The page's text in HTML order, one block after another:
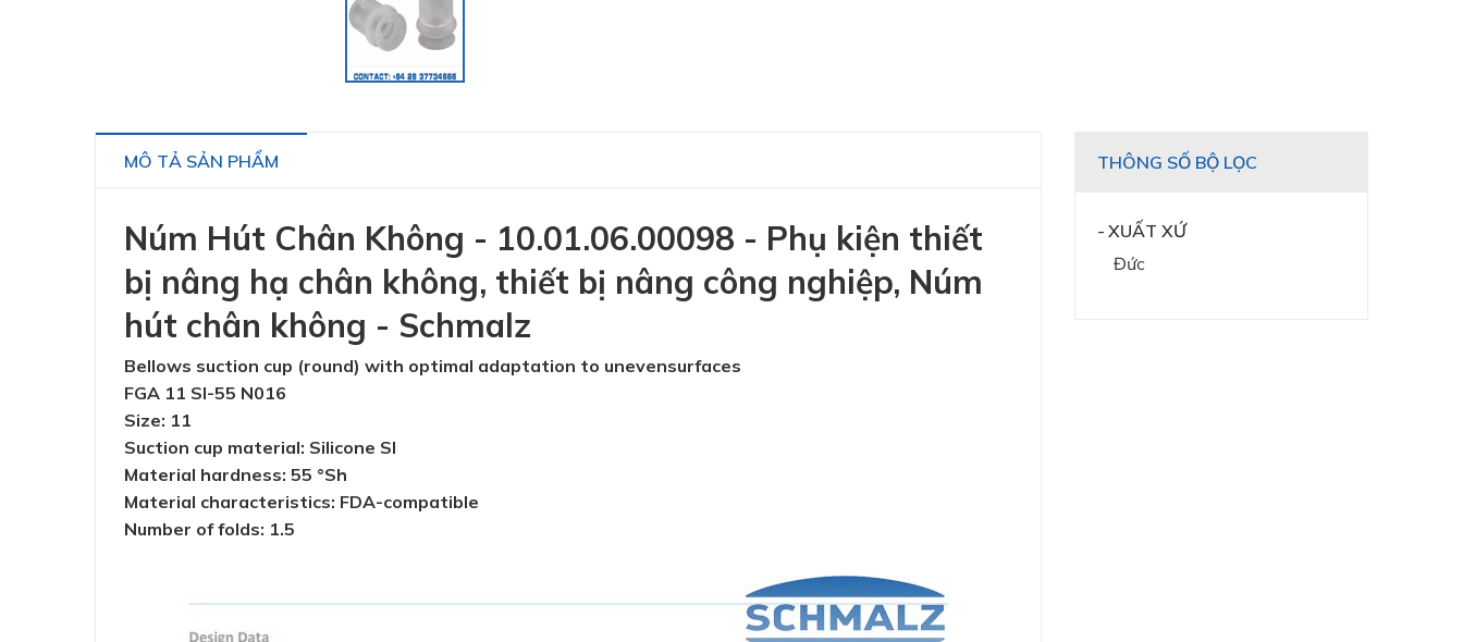
MÔ TẢ SẢN PHẨM
Núm Hút Chân Không - 10.01.06.00098 - Phụ kiện thiết
bị nâng hạ chân không, thiết bị nâng công nghiệp, Núm
hút chân không - Schmalz
Bellows suction cup (round) with optimal adaptation to unevensurfaces
FGA 11 SI-55 N016
Size: 11
Suction cup material: Silicone SI
Material hardness: 55 °Sh
Material characteristics: FDA-compatible
Number of folds: 1.5
THÔNG SỐ BỘ LỌC
XUẤT XỨ
Đức